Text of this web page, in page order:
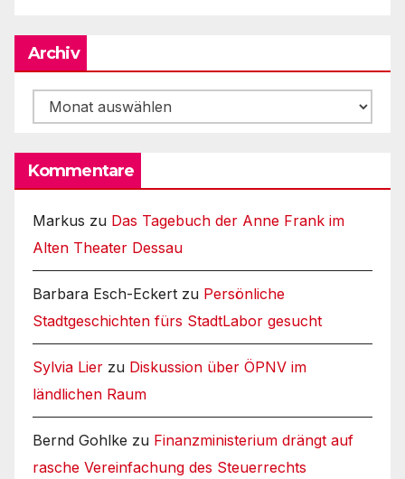
Archiv
Archiv
Kommentare
Markus zu Das Tagebuch der Anne Frank im
Alten Theater Dessau
Barbara Esch-Eckert zu Persönliche
Stadtgeschichten fürs StadtLabor gesucht
Sylvia Lier zu Diskussion über ÖPNV im
ländlichen Raum
Bernd Gohlke zu Finanzministerium drängt auf
rasche Vereinfachung des Steuerrechts